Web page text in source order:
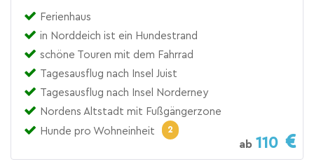
Ferienhaus
in Norddeich ist ein Hundestrand
schöne Touren mit dem Fahrrad
Tagesausflug nach Insel Juist
Tagesausflug nach Insel Norderney
Nordens Altstadt mit Fußgängerzone
Hunde pro Wohneinheit
2
ab 110